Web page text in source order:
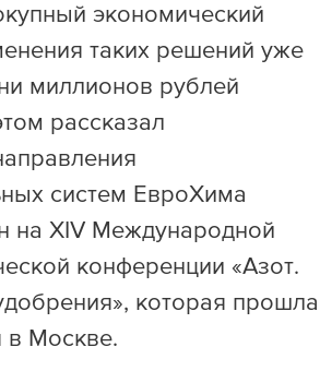
информации
экономический
таких решений уже
миллионов рублей
рассказал
систем ЕвроХима
на XIV Международной
конференции «Азот.
которая прошла
в Москве.